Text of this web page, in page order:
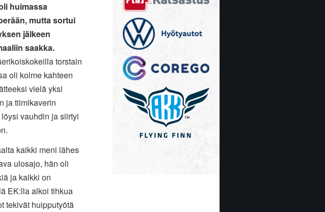
huimassa
mutta sortui
jälkeen
saakka.
torstain
oli kolme kahteen
vielä yksi
ja tiimikaverin
vauhdin ja siirtyi
kaikki meni lähes
ulosajo, hän oli
ja kaikki on
EK:lla alkoi tihkua
tekivät huipputyötä